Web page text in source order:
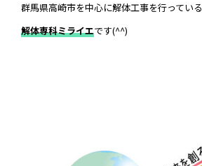
群馬県高崎市を中心に解体工事を行っている
解体専科ミライエです(^^)